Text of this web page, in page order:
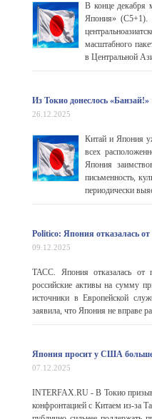
В конце декабря
Япония» (C5+1).
масштабного
в Центральной
Из Токио донеслось «Банзай!»
26.12.2025
Китай и Япония
всех
Япония
письменность,
периодически
Politico: Япония отказалась
09.12.2025
ТАСС. Япония отказалась от
российские активы на сумму
источники в Европейской
заявила, что Япония не вправе
Япония просит у США больше
07.12.2025
INTERFAX.RU - В Токио
конфронтацией с Китаем из-за